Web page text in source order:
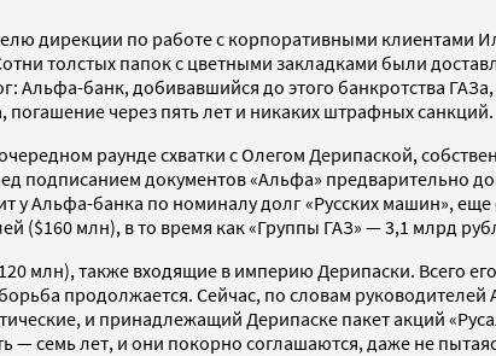
дирекции по работе с корпоративными клиентами
толстых папок с цветными закладками были
Альфа-банк, добивавшийся до этого банкротства ГАЗа,
через пять лет и никаких штрафных санкций.
раунде схватки с Олегом Дерипаской,
подписанием документов «Альфа» предварительно
у Альфа-банка по номиналу долг «Русских машин»,
($160 млн), в то время как «Группы ГАЗ» — 3,1 млрд
млн), также входящие в империю Дерипаски. Всего
продолжается. Сейчас, по словам
и принадлежащий Дерипаске пакет акций
— семь лет, и они покорно соглашаются, даже не